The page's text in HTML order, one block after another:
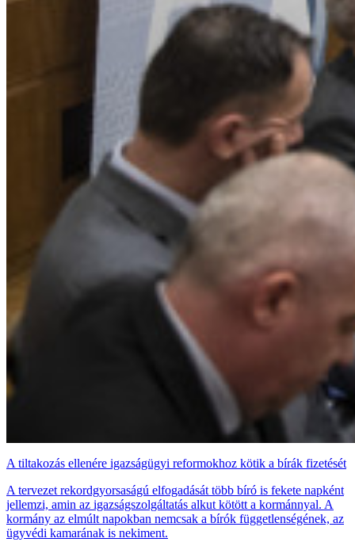
A tiltakozás ellenére igazságügyi reformokhoz kötik a bírák fizetését
A tervezet rekordgyorsaságú elfogadását több bíró is fekete napként
jellemzi, amin az igazságszolgáltatás alkut kötött a kormánnyal. A
kormány az elmúlt napokban nemcsak a bírók függetlenségének, az
ügyvédi kamarának is nekiment.